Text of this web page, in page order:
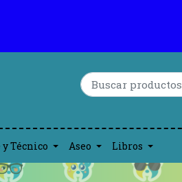
Técnico Aseo Libros